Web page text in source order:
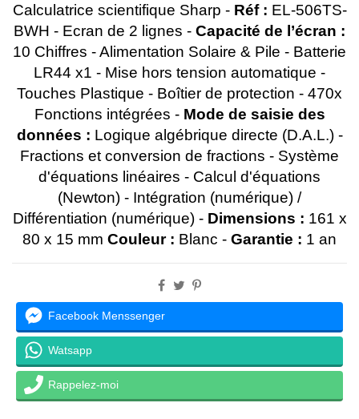
Calculatrice scientifique Sharp - Réf : EL-506TS-
BWH - Ecran de 2 lignes - Capacité de l’écran :
10 Chiffres - Alimentation Solaire & Pile - Batterie
LR44 x1 - Mise hors tension automatique -
Touches Plastique - Boîtier de protection - 470x
Fonctions intégrées - Mode de saisie des
données : Logique algébrique directe (D.A.L.) -
Fractions et conversion de fractions - Système
d'équations linéaires - Calcul d'équations
(Newton) - Intégration (numérique) /
Différentiation (numérique) - Dimensions : 161 x
80 x 15 mm Couleur : Blanc - Garantie : 1 an
Facebook Menssenger
Watsapp
Rappelez-moi